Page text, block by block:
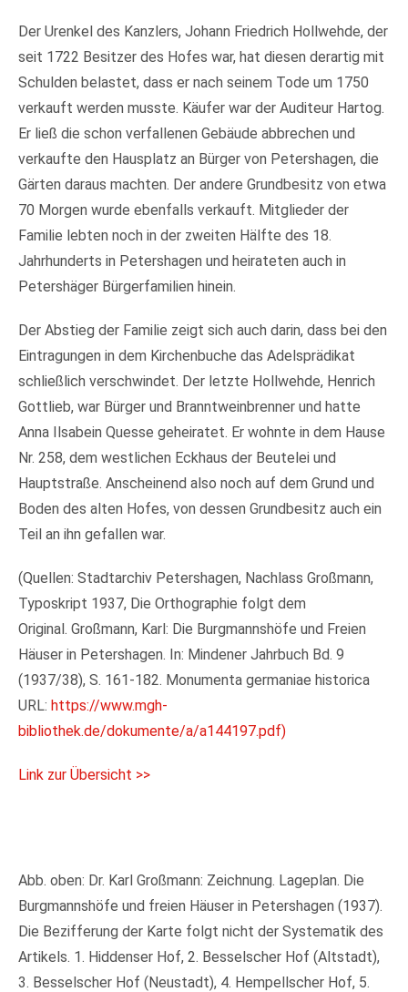
Der Urenkel des Kanzlers, Johann Friedrich Hollwehde, der
seit 1722 Besitzer des Hofes war, hat diesen derartig mit
Schulden belastet, dass er nach seinem Tode um 1750
verkauft werden musste. Käufer war der Auditeur Hartog.
Er ließ die schon verfallenen Gebäude abbrechen und
verkaufte den Hausplatz an Bürger von Petershagen, die
Gärten daraus machten. Der andere Grundbesitz von etwa
70 Morgen wurde ebenfalls verkauft. Mitglieder der
Familie lebten noch in der zweiten Hälfte des 18.
Jahrhunderts in Petershagen und heirateten auch in
Petershäger Bürgerfamilien hinein.
Der Abstieg der Familie zeigt sich auch darin, dass bei den
Eintragungen in dem Kirchenbuche das Adelsprädikat
schließlich verschwindet. Der letzte Hollwehde, Henrich
Gottlieb, war Bürger und Branntweinbrenner und hatte
Anna Ilsabein Quesse geheiratet. Er wohnte in dem Hause
Nr. 258, dem westlichen Eckhaus der Beutelei und
Hauptstraße. Anscheinend also noch auf dem Grund und
Boden des alten Hofes, von dessen Grundbesitz auch ein
Teil an ihn gefallen war.
(Quellen: Stadtarchiv Petershagen, Nachlass Großmann,
Typoskript 1937, Die Orthographie folgt dem
Original. Großmann, Karl: Die Burgmannshöfe und Freien
Häuser in Petershagen. In: Mindener Jahrbuch Bd. 9
(1937/38), S. 161-182. Monumenta germaniae historica
URL: https://www.mgh-
bibliothek.de/dokumente/a/a144197.pdf)
Link zur Übersicht >>
Abb. oben: Dr. Karl Großmann: Zeichnung. Lageplan. Die
Burgmannshöfe und freien Häuser in Petershagen (1937).
Die Bezifferung der Karte folgt nicht der Systematik des
Artikels. 1. Hiddenser Hof, 2. Besselscher Hof (Altstadt),
3. Besselscher Hof (Neustadt), 4. Hempellscher Hof, 5.